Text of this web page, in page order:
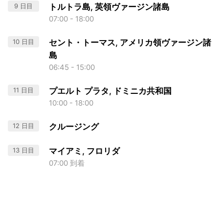
9 日目 トルトラ島, 英領ヴァージン諸島
07:00 - 18:00
10 日目
セント・トーマス, アメリカ領ヴァージン諸
島
06:45 - 15:00
11 日目 プエルト プラタ, ドミニカ共和国
10:00 - 18:00
12 日目 クルージング
13 日目 マイアミ, フロリダ
07:00 到着